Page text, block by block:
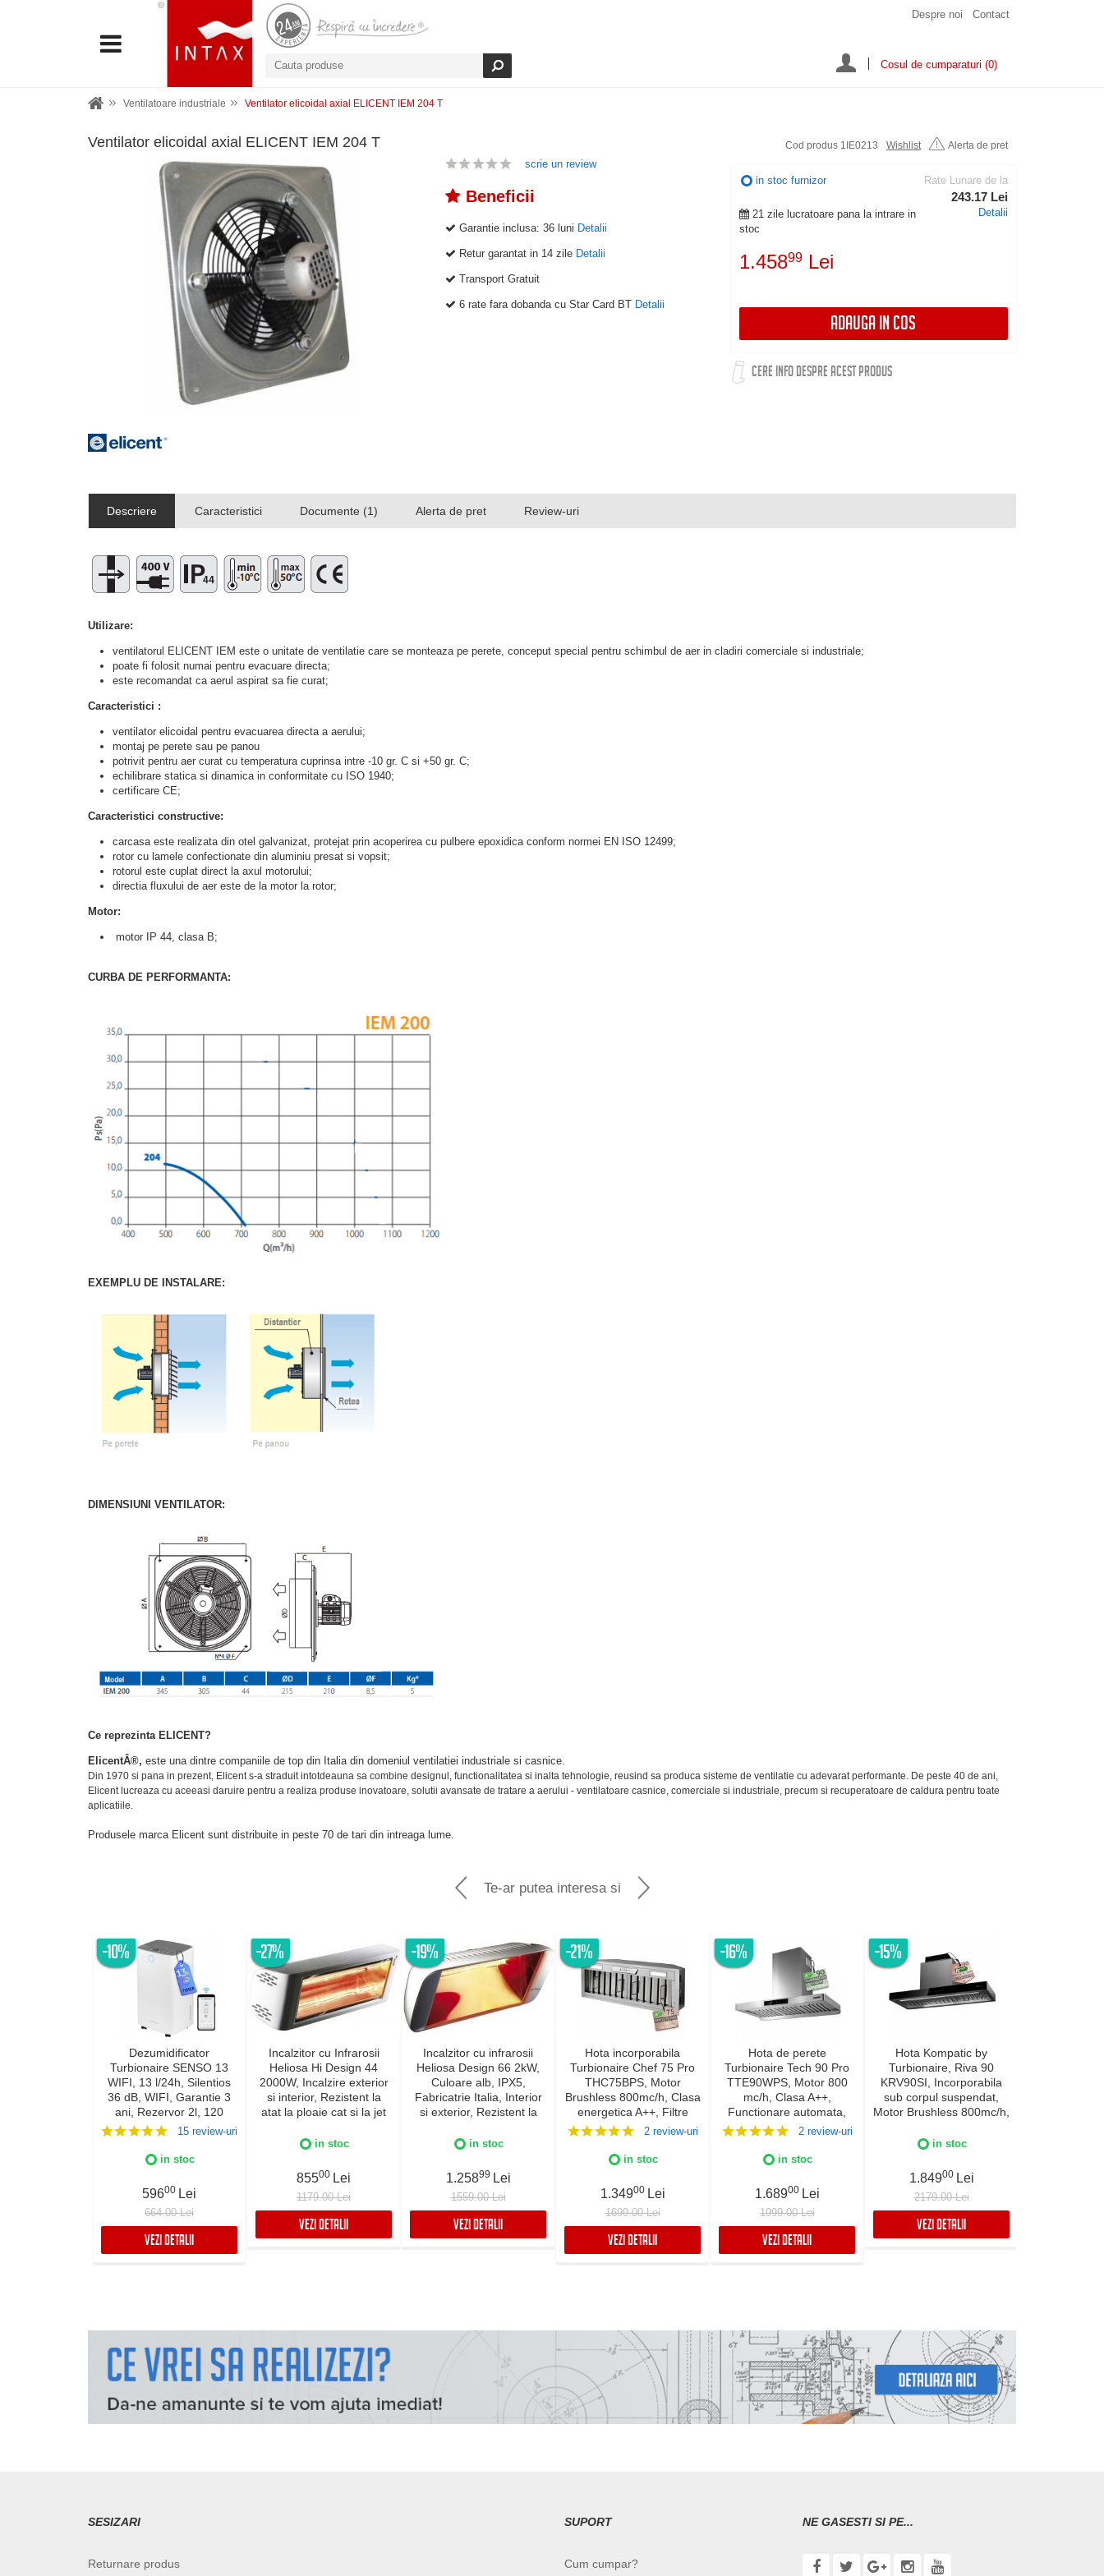
Despre noi Contact
Cosul de cumparaturi (0)
Ventilatoare industriale Ventilator elicoidal axial ELICENT IEM 204 T
Ventilator elicoidal axial ELICENT IEM 204 T Cod produs 1IE0213 Wishlist Alerta de pret
in stoc furnizor
21 zile lucratoare pana la intrare in
stoc
1.45899Lei
Rate Lunare de la
243.17 Lei
Detalii
ADAUGA IN COS
CERE INFO DESPRE ACEST PRODUS
scrie un review
Beneficii
Garantie inclusa: 36 luni Detalii
Retur garantat in 14 zile Detalii
Transport Gratuit
6 rate fara dobanda cu Star Card BT Detalii
Descriere Caracteristici Documente (1) Alerta de pret Review-uri
Utilizare:
ventilatorul ELICENT IEM este o unitate de ventilatie care se monteaza pe perete, conceput special pentru schimbul de aer in cladiri comerciale si industriale;
poate fi folosit numai pentru evacuare directa;
este recomandat ca aerul aspirat sa fie curat;
Caracteristici :
ventilator elicoidal pentru evacuarea directa a aerului;
montaj pe perete sau pe panou
potrivit pentru aer curat cu temperatura cuprinsa intre -10 gr. C si +50 gr. C;
echilibrare statica si dinamica in conformitate cu ISO 1940;
certificare CE;
Caracteristici constructive:
carcasa este realizata din otel galvanizat, protejat prin acoperirea cu pulbere epoxidica conform normei EN ISO 12499;
rotor cu lamele confectionate din aluminiu presat si vopsit;
rotorul este cuplat direct la axul motorului;
directia fluxului de aer este de la motor la rotor;
Motor:
motor IP 44, clasa B;
CURBA DE PERFORMANTA:
EXEMPLU DE INSTALARE:
DIMENSIUNI VENTILATOR:
Ce reprezinta ELICENT?
ElicentÂ®, este una dintre companiile de top din Italia din domeniul ventilatiei industriale si casnice.
Din 1970 si pana in prezent, Elicent s-a straduit intotdeauna sa combine designul, functionalitatea si inalta tehnologie, reusind sa produca sisteme de ventilatie cu adevarat performante. De peste 40 de ani,
Elicent lucreaza cu aceeasi daruire pentru a realiza produse inovatoare, solutii avansate de tratare a aerului - ventilatoare casnice, comerciale si industriale, precum si recuperatoare de caldura pentru toate
aplicatiile.
Produsele marca Elicent sunt distribuite in peste 70 de tari din intreaga lume.
Te-ar putea interesa si
-10%
Dezumidificator
Turbionaire SENSO 13
WIFI, 13 l/24h, Silentios
36 dB, WIFI, Garantie 3
ani, Rezervor 2l, 120
m³/h, Control digital,
umiditate, Timer, Display
15 review-uri
in stoc
59600 Lei
664.00 Lei
VEZI DETALII
-27%
Incalzitor cu Infrarosii
Heliosa Hi Design 44
2000W, Incalzire exterior
si interior, Rezistent la
atat la ploaie cat si la jet
Culoare Alba, IPX5
in stoc
85500 Lei
1179.00 Lei
VEZI DETALII
-19%
Incalzitor cu infrarosii
Heliosa Design 66 2kW,
Culoare alb, IPX5,
Fabricatrie Italia, Interior
si exterior, Rezistent la
in stoc
1.25899 Lei
1559.00 Lei
VEZI DETALII
-21%
Hota incorporabila
Turbionaire Chef 75 Pro
THC75BPS, Motor
Brushless 800mc/h, Clasa
energetica A++, Filtre
Baffle Avansate din inox,
Control electronic,
viteze+Boost, Finisaj Inox
2 review-uri
in stoc
1.34900 Lei
1699.00 Lei
VEZI DETALII
-16%
Hota de perete
Turbionaire Tech 90 Pro
TTE90WPS, Motor 800
mc/h, Clasa A++,
Functionare automata,
Senzor monitorizare
curatare aer, Iluminare
Super boost, 90 cm, Inox
2 review-uri
in stoc
1.68900 Lei
1999.00 Lei
VEZI DETALII
-15%
Hota Kompatic by
Turbionaire, Riva 90
KRV90SI, Incorporabila
sub corpul suspendat,
Motor Brushless 800mc/h,
ajustabile, Filtre Baffle
Refulare
verticala/orizontala, 3
viteze, Boost si Super
in stoc
1.84900 Lei
2179.00 Lei
VEZI DETALII
SESIZARI
Returnare produs
SUPORT
Cum cumpar?
NE GASESTI SI PE...